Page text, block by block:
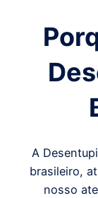
A
brasileiro,
nosso